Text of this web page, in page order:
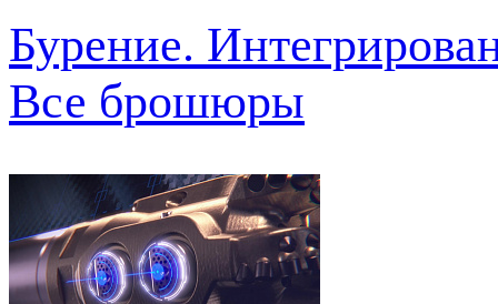
Бурение.
Все брошюры